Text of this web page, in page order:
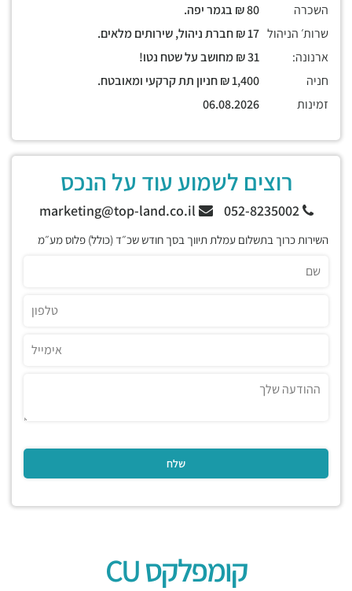
השכרה
שרות׳ הניהול
ארנונה:
חניה
זמינות
רוצים לשמוע עוד על הנכס
052-8235002
השירות כרוך בתשלום עמלת תיווך בסך חודש שכ״ד (כולל) פלוס מע״מ
קומפלקס CU